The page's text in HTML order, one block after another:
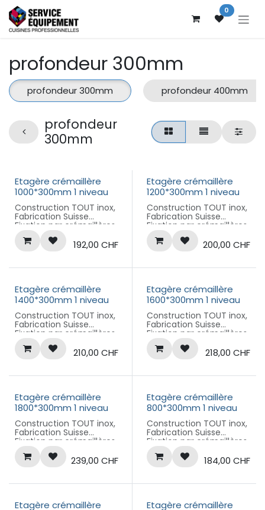
Se rendre au contenu 0
profondeur 300mm
profondeur 300mm profondeur 400mm
profondeur
300mm
Etagère crémaillère
1000*300mm 1 niveau
Construction TOUT inox,
Fabrication Suisse
Fixation par crémaillères,
hauteur 400mm, pas de
50mm,
Plateau amovible ,
1000 x 300 mm
192,00 CHF
Etagère crémaillère
1200*300mm 1 niveau
Construction TOUT inox,
Fabrication Suisse
Fixation par crémaillères,
hauteur 400mm, pas de
50mm,
Plateau amovible ,
1200 x 300 mm
200,00 CHF
Etagère crémaillère
1400*300mm 1 niveau
Construction TOUT inox,
Fabrication Suisse
Fixation par crémaillères,
hauteur 400mm, pas de
50mm,
Plateau amovible ,
1400 x 300 mm
210,00 CHF
Etagère crémaillère
1600*300mm 1 niveau
Construction TOUT inox,
Fabrication Suisse
Fixation par crémaillères,
hauteur 400mm, pas de
50mm,
Plateau amovible ,
1600 x 300 mm
218,00 CHF
Etagère crémaillère
1800*300mm 1 niveau
Construction TOUT inox,
Fabrication Suisse
Fixation par crémaillères,
hauteur 400mm, pas de
50mm,
Plateau amovible ,
1800 x 300 mm
239,00 CHF
Etagère crémaillère
800*300mm 1 niveau
Construction TOUT inox,
Fabrication Suisse
Fixation par crémaillères,
hauteur 400mm, pas de
50mm,
Plateau amovible ,
x 300 mm
184,00 CHF
Etagère crémaillère
Etagère crémaillère